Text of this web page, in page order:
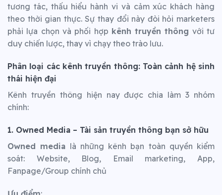
tương tác, thấu hiểu hành vi và cảm xúc khách hàng
theo thời gian thực. Sự thay đổi này đòi hỏi marketers
phải lựa chọn và phối hợp kênh truyền thông với tư
duy chiến lược, thay vì chạy theo trào lưu.
Phân loại các kênh truyền thông: Toàn cảnh hệ sinh
thái hiện đại
Kênh truyền thông hiện nay được chia làm 3 nhóm
chính:
1. Owned Media – Tài sản truyền thông bạn sở hữu
Owned media là những kênh bạn toàn quyền kiểm
soát: Website, Blog, Email marketing, App,
Fanpage/Group chính chủ